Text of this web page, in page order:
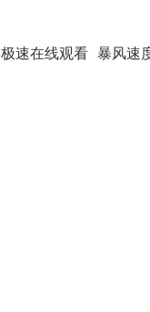
极速在线观看 暴风速